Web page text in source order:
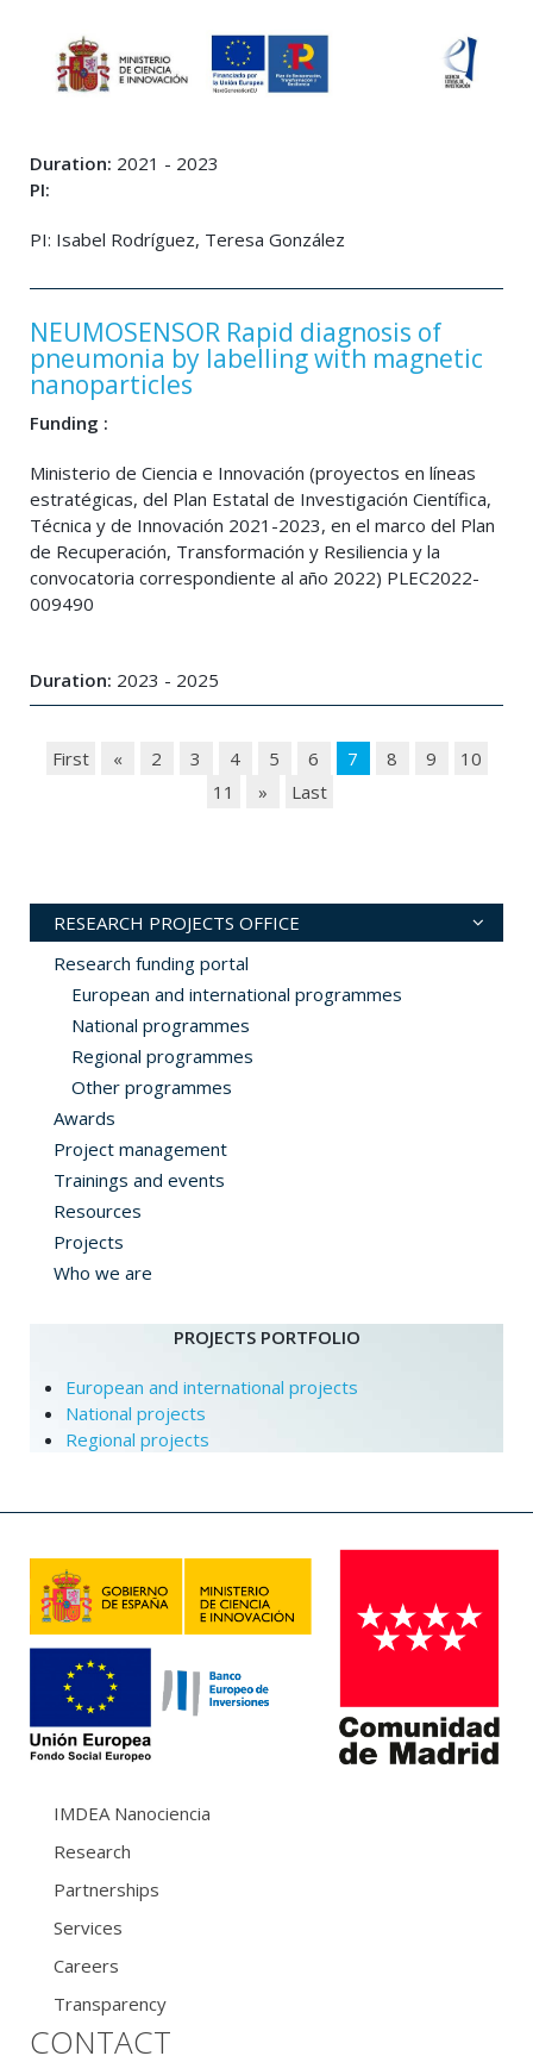
Duration: 2021 - 2023
PI:
PI: Isabel Rodríguez, Teresa González
NEUMOSENSOR Rapid diagnosis of
pneumonia by labelling with magnetic
nanoparticles
Funding :
Ministerio de Ciencia e Innovación (proyectos en líneas
estratégicas, del Plan Estatal de Investigación Científica,
Técnica y de Innovación 2021-2023, en el marco del Plan
de Recuperación, Transformación y Resiliencia y la
convocatoria correspondiente al año 2022) PLEC2022-
009490
Duration: 2023 - 2025
First « 2 3 4 5 6 7 8 9
10
11
» Last
RESEARCH PROJECTS OFFICE
Research funding portal
European and international programmes
National programmes
Regional programmes
Other programmes
Awards
Project management
Trainings and events
Resources
Projects
Who we are
PROJECTS PORTFOLIO
European and international projects
National projects
Regional projects
IMDEA Nanociencia
Research
Partnerships
Services
Careers
Transparency
CONTACT